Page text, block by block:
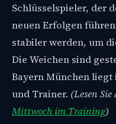
Schlüsselspieler, der
neuen Erfolgen
stabiler werden, um
Die Weichen sind
Bayern München liegt
und Trainer. (Lesen Sie
Mittwoch im Training)